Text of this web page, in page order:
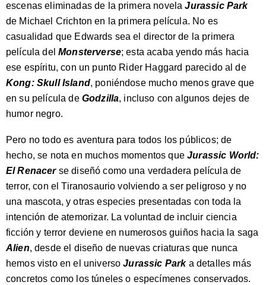
escenas eliminadas de la primera novelaJurassic Park
de Michael Crichton en la primera película. No es
casualidad que Edwards sea el director de la primera
película delMonsterverse; esta acaba yendo más hacia
ese espíritu, con un punto Rider Haggard parecido al de
Kong: Skull Island, poniéndose mucho menos grave que
en su película de Godzilla, incluso con algunos dejes de
humor negro.
Pero no todo es aventura para todos los públicos; de
hecho, se nota en muchos momentos queJurassic World:
El Renacerse diseñó como una verdadera película de
terror, con el Tiranosaurio volviendo a ser peligroso y no
una mascota, y otras especies presentadas con toda la
intención de atemorizar. La voluntad de incluir ciencia
ficción y terror deviene en numerosos guiños hacia la saga
Alien, desde el diseño de nuevas criaturas que nunca
hemos visto en el universoJurassic Parka detalles más
concretos como los túneles o especímenes conservados.